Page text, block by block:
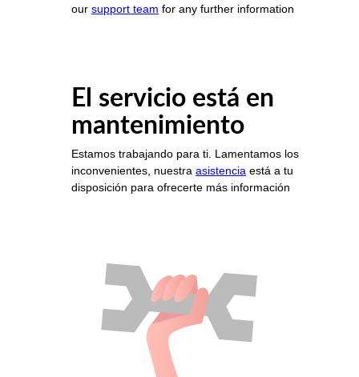
our support team for any further information
El servicio está en
mantenimiento
Estamos trabajando para ti. Lamentamos los
inconvenientes, nuestra asistencia está a tu
disposición para ofrecerte más información